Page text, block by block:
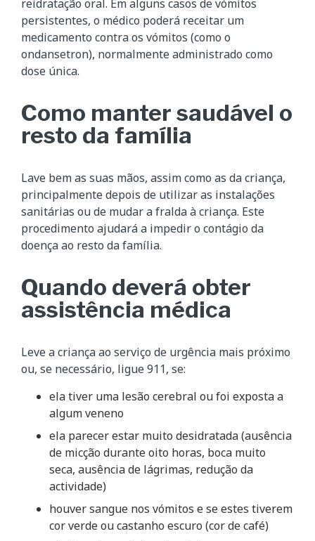
reidratação oral. Em alguns casos de vómitos
persistentes, o médico poderá receitar um
medicamento contra os vómitos (como o
ondansetron), normalmente administrado como
dose única.
Como manter saudável o
resto da família
Lave bem as suas mãos, assim como as da criança,
principalmente depois de utilizar as instalações
sanitárias ou de mudar a fralda à criança. Este
procedimento ajudará a impedir o contágio da
doença ao resto da família.
Quando deverá obter
assistência médica
Leve a criança ao serviço de urgência mais próximo
ou, se necessário, ligue 911, se:
ela tiver uma lesão cerebral ou foi exposta a
algum veneno
ela parecer estar muito desidratada (ausência
de micção durante oito horas, boca muito
seca, ausência de lágrimas, redução da
actividade)
houver sangue nos vómitos e se estes tiverem
cor verde ou castanho escuro (cor de café)